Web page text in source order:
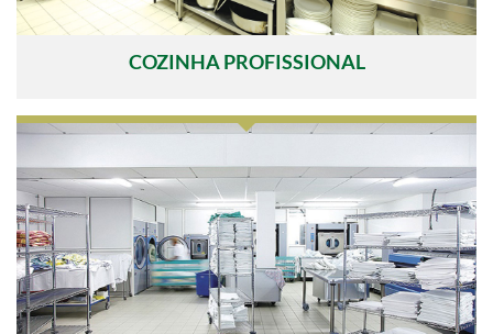
COZINHA PROFISSIONAL